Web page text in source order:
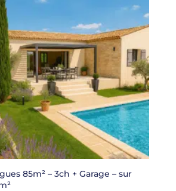
85m² – 3ch + Garage – sur